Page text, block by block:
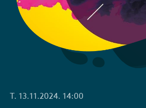
T. 13.11.2024. 14:00